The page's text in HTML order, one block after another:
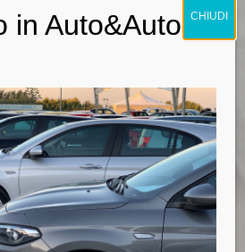
in Auto&Auto
CHIUDI